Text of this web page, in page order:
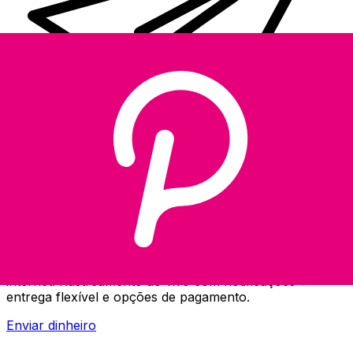
Transferência internacional de dinheiro Xe
internet. Rastreamento ao vivo com notificações +
entrega flexível e opções de pagamento.
Enviar dinheiro